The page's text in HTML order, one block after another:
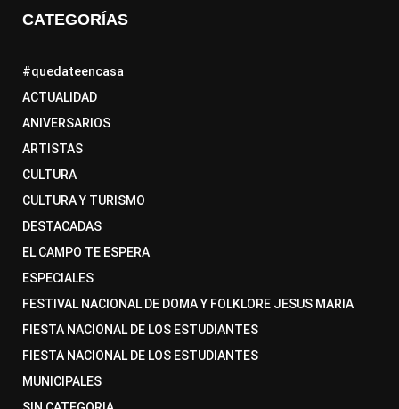
CATEGORÍAS
#quedateencasa
ACTUALIDAD
ANIVERSARIOS
ARTISTAS
CULTURA
CULTURA Y TURISMO
DESTACADAS
EL CAMPO TE ESPERA
ESPECIALES
FESTIVAL NACIONAL DE DOMA Y FOLKLORE JESUS MARIA
FIESTA NACIONAL DE LOS ESTUDIANTES
FIESTA NACIONAL DE LOS ESTUDIANTES
MUNICIPALES